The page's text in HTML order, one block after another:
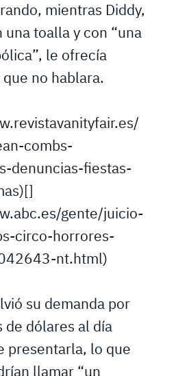
mientras Diddy,
una toalla y con “una
le ofrecía
no hablara.
combs-
denuncias-fiestas-
gente/juicio-
circo-horrores-
nt.html)
su demanda por
dólares al día
presentarla, lo que
llamar “un